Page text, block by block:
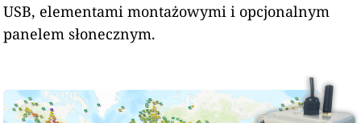
USB, elementami montażowymi i opcjonalnym
panelem słonecznym.